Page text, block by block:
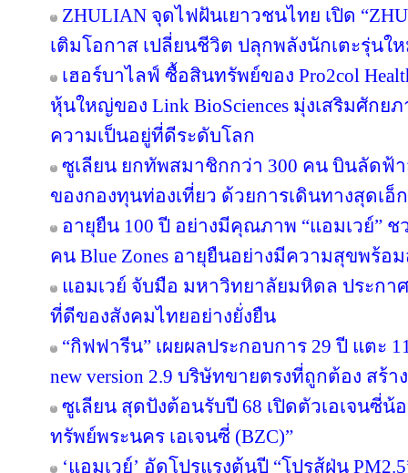
ZHULIAN จุดไฟฝันเยาวชนไทย เปิด
เติมโอกาส เปลี่ยนชีวิต ปลุกพลังนักเตะรุ่น
เฮอร์บาไลฟ์ ซื้อสินทรัพย์ของ Pro2col
หุ้นใหญ่ของ Link BioSciences มุ่งเสริมศัก
ความเป็นอยู่ที่ดีระดับโลก
ซูเลียน ยกทัพสมาชิกกว่า 300 คน บินลัดฟ้
ของกองทุนท่องเที่ยว ด้วยการเดินทางสุดเ
อายุยืน 100 ปี อย่างมีคุณภาพ “แอมเวย์” ช
คน Blue Zones อายุยืนอย่างมีความสุขพร้อ
แอมเวย์ จับมือ มหาวิทยาลัยมหิดล ประกา
ที่ดีของสังคมไทยอย่างยั่งยืน
“กิฟฟารีน” เผยผลประกอบการ 29 ปี แตะ
new version 2.9 บริษัทขายตรงที่ถูกต้อง สร้
ซูเลียน สุดปังต้อนรับปี 68 เปิดตัวเอเจนซี่น้
ทรัพย์พระนคร เอเจนซี่ (BZC)”
‘แอมเวย์’ อัดโปรแรงต้นปี “โปรสู้ฝุ่น